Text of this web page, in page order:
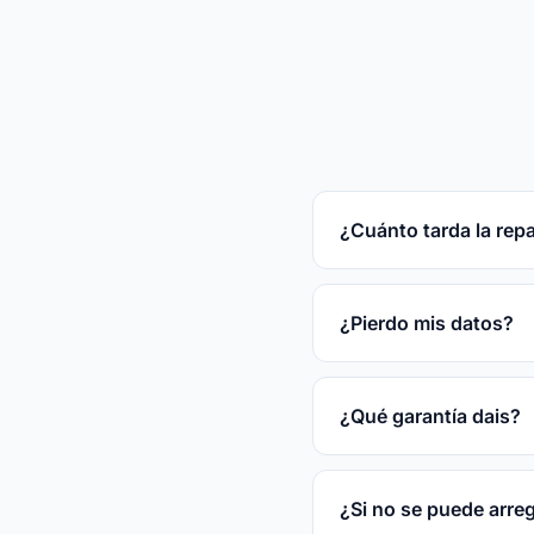
¿Cuánto tarda la
Reparaciones
tras el diagnóstico
¿Pierdo mis datos?
En la mayoría de las
disco.
¿Qué garantía dais?
3 meses por escrito
¿Si no se puede